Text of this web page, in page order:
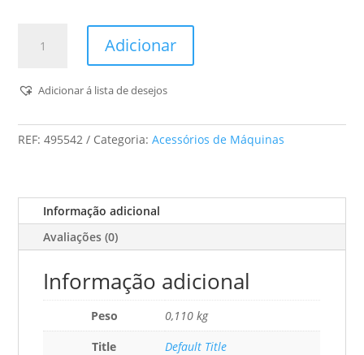
Posicionador
(Individual)
Ar
Adicionar
Adicionar á lista de desejos
REF:495542 Categoria:Acessórios de Máquinas
Informação adicional
Avaliações (0)
Informação adicional
Peso
0,110 kg
Title
Default Title